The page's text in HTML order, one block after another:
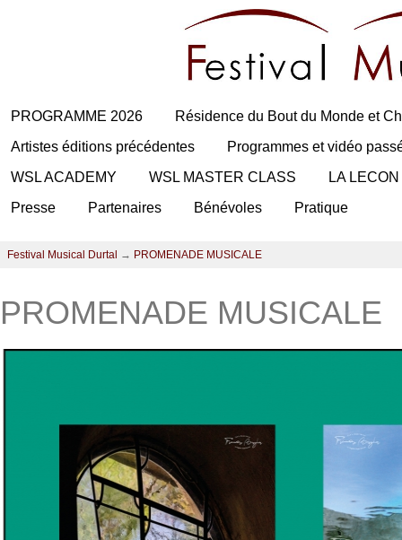
PROGRAMME 2026
Résidence du Bout du Monde et
Artistes éditions précédentes
Programmes et vidéo
WSL ACADEMY
WSL MASTER CLASS
LA
Presse
Partenaires Bénévoles Pratique
Festival Musical Durtal → PROMENADE MUSICALE
PROMENADE MUSICALE